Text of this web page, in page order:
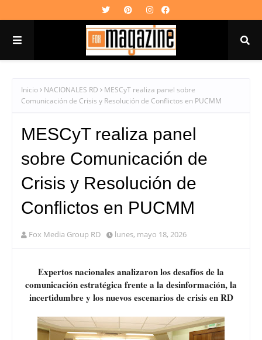
Inicio NACIONALES RD
MESCyT realiza panel sobre
Comunicación de Crisis y Resolución de Conflictos en PUCMM
MESCyT realiza panel
sobre Comunicación de
Crisis y Resolución de
Conflictos en PUCMM
Fox Media Group RD lunes, mayo 18, 2026
Expertos nacionales analizaron los desafíos de la
comunicación estratégica frente a la desinformación, la
incertidumbre y los nuevos escenarios de crisis en RD